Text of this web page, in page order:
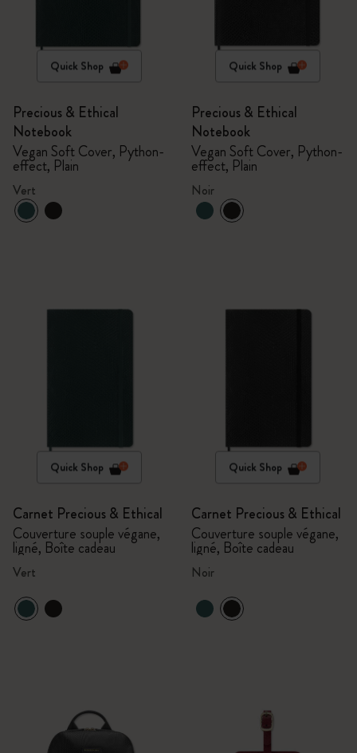
Quick Shop
Precious & Ethical
Notebook
Vegan Soft Cover, Python-
effect, Plain
Vert
Quick Shop
Precious & Ethical
Notebook
Vegan Soft Cover, Python-
effect, Plain
Noir
Quick Shop
Carnet Precious & Ethical
Couverture souple végane,
ligné, Boîte cadeau
Vert
Quick Shop
Carnet Precious & Ethical
Couverture souple végane,
ligné, Boîte cadeau
Noir